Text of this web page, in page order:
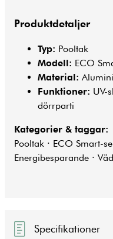
Produktdetaljer
Typ: Pooltak
Modell: ECO
Material:
Funktioner: UV-
dörrparti
Kategorier & taggar:
Pooltak · ECO Smart-
Energibesparande ·
Specifikationer